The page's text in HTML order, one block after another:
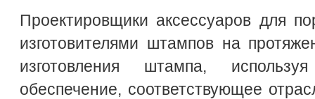
Проектировщики аксессуаров для
изготовителями штампов на
изготовления штампа,
обеспечение, соответствующее